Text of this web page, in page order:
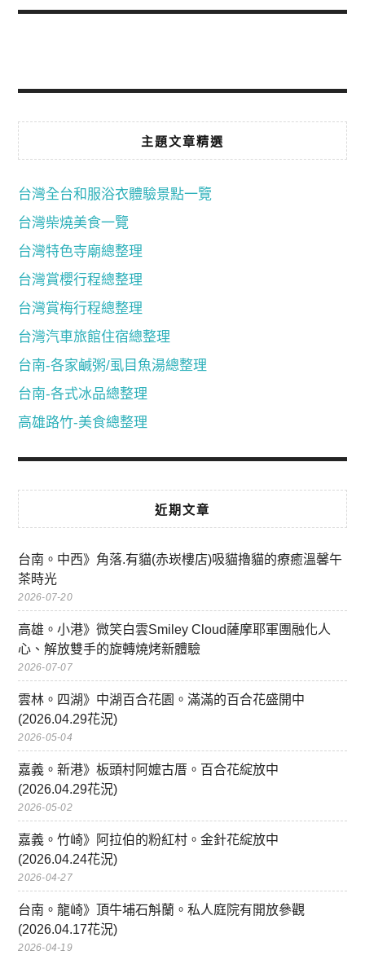
主題文章精選
台灣全台和服浴衣體驗景點一覽
台灣柴燒美食一覽
台灣特色寺廟總整理
台灣賞櫻行程總整理
台灣賞梅行程總整理
台灣汽車旅館住宿總整理
台南-各家鹹粥/虱目魚湯總整理
台南-各式冰品總整理
高雄路竹-美食總整理
近期文章
台南。中西》角落.有貓(赤崁樓店)吸貓擼貓的療癒溫馨午
茶時光
2026-07-20
高雄。小港》微笑白雲Smiley Cloud薩摩耶軍團融化人
心、解放雙手的旋轉燒烤新體驗
2026-07-07
雲林。四湖》中湖百合花園。滿滿的百合花盛開中
(2026.04.29花況)
2026-05-04
嘉義。新港》板頭村阿嬤古厝。百合花綻放中
(2026.04.29花況)
2026-05-02
嘉義。竹崎》阿拉伯的粉紅村。金針花綻放中
(2026.04.24花況)
2026-04-27
台南。龍崎》頂牛埔石斛蘭。私人庭院有開放參觀
(2026.04.17花況)
2026-04-19